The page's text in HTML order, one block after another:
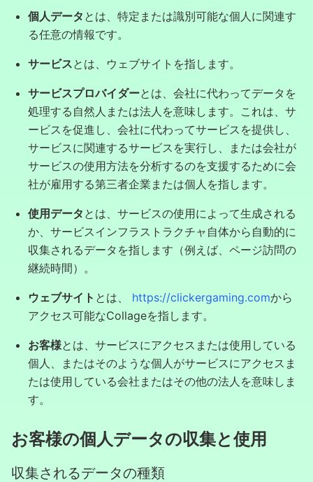
個人データ とは、特定または識別可能な個人に関連す
る任意の情報です。
サービスとは、ウェブサイトを指します。
サービスプロバイダーとは、会社に代わってデータを
処理する自然人または法人を意味します。これは、サ
ービスを促進し、会社に代わってサービスを提供し、
サービスに関連するサービスを実行し、または会社が
サービスの使用方法を分析するのを支援するために会
社が雇用する第三者企業または個人を指します。
使用データ とは、サービスの使用によって生成される
か、サービスインフラストラクチャ自体から自動的に
収集されるデータを指します（例えば、ページ訪問の
継続時間）。
ウェブサイト とは、 https://clickergaming.comから
アクセス可能なCollageを指します。
お客様とは、サービスにアクセスまたは使用している
個人、またはそのような個人がサービスにアクセスま
たは使用している会社またはその他の法人を意味しま
す。
お客様の個人データの収集と使用
収集されるデータの種類